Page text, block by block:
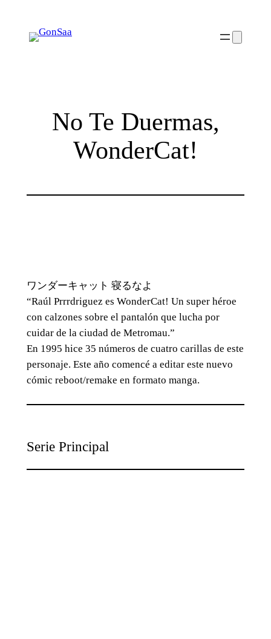
content
No Te Duermas,
WonderCat!
ワンダーキャット 寝るなよ
“Raúl Prrrdriguez es WonderCat! Un super héroe
con calzones sobre el pantalón que lucha por
cuidar de la ciudad de Metromau.”
En 1995 hice 35 números de cuatro carillas de este
personaje. Este año comencé a editar este nuevo
cómic reboot/remake en formato manga.
Serie Principal